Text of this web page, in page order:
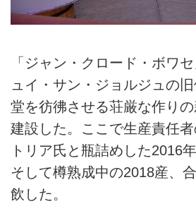
「ジャン・クロード・ボワ
ュイ・サン・ジョルジュの
堂を彷彿させる荘厳な作り
建設した。ここで生産責任
トリア氏と瓶詰めした2016
そして樽熟成中の2018産、
飲した。